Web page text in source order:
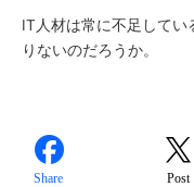
IT人材は常に不足してい
りないのだろうか。
Share Post